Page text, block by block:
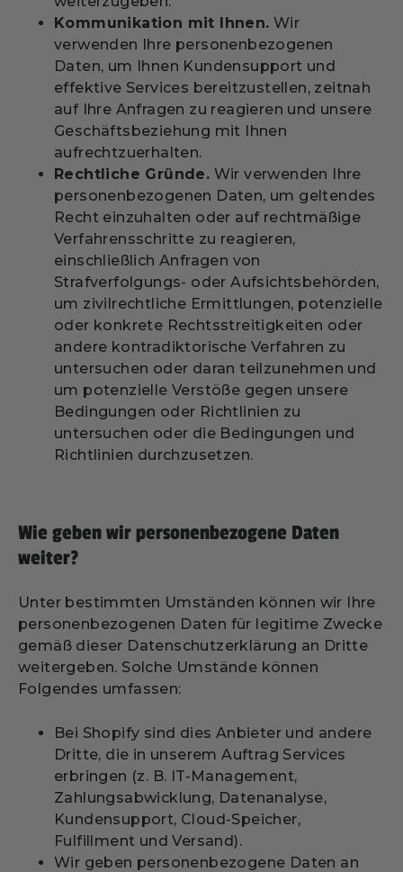
Kommunikation mit Ihnen. Wir
verwenden Ihre personenbezogenen
Daten, um Ihnen Kundensupport und
effektive Services bereitzustellen, zeitnah
auf Ihre Anfragen zu reagieren und unsere
Geschäftsbeziehung mit Ihnen
aufrechtzuerhalten.
Rechtliche Gründe. Wir verwenden Ihre
personenbezogenen Daten, um geltendes
Recht einzuhalten oder auf rechtmäßige
Verfahrensschritte zu reagieren,
einschließlich Anfragen von
Strafverfolgungs- oder Aufsichtsbehörden,
um zivilrechtliche Ermittlungen, potenzielle
oder konkrete Rechtsstreitigkeiten oder
andere kontradiktorische Verfahren zu
untersuchen oder daran teilzunehmen und
um potenzielle Verstöße gegen unsere
Bedingungen oder Richtlinien zu
untersuchen oder die Bedingungen und
Richtlinien durchzusetzen.
Wie geben wir personenbezogene Daten
weiter?
Unter bestimmten Umständen können wir Ihre
personenbezogenen Daten für legitime Zwecke
gemäß dieser Datenschutzerklärung an Dritte
weitergeben. Solche Umstände können
Folgendes umfassen:
Bei Shopify sind dies Anbieter und andere
Dritte, die in unserem Auftrag Services
erbringen (z. B. IT-Management,
Zahlungsabwicklung, Datenanalyse,
Kundensupport, Cloud-Speicher,
Fulfillment und Versand).
Wir geben personenbezogene Daten an